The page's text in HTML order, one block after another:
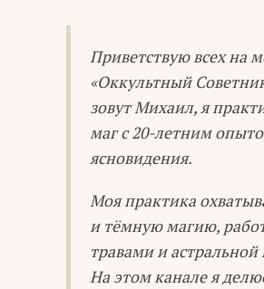
Приветствую всех на
«Оккультный
зовут Михаил, я
маг с 20-летним
ясновидения.
Моя практика
и тёмную магию,
травами и
На этом канале я